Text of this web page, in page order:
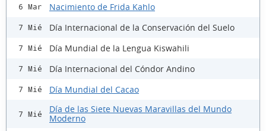
6 Mar Nacimiento de Frida Kahlo
7 Mié Día Internacional de la Conservación del Suelo
7 Mié Día Mundial de la Lengua Kiswahili
7 Mié Día Internacional del Cóndor Andino
7 Mié Día Mundial del Cacao
7 Mié
Día de las Siete Nuevas Maravillas del Mundo
Moderno